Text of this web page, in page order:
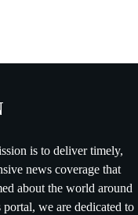
is to deliver timely,
news coverage that
about the world around
we are dedicated to